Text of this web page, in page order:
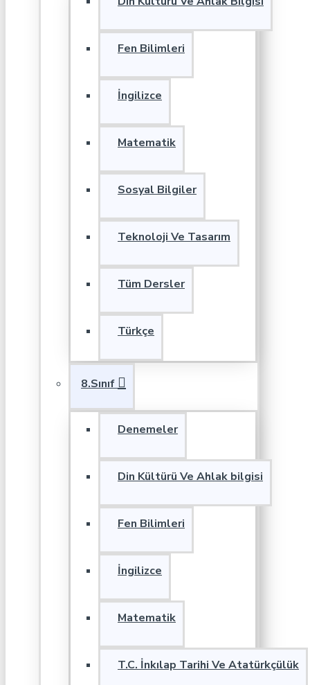
Fen Bilimleri
İngilizce
Matematik
Sosyal Bilgiler
Teknoloji Ve Tasarım
Tüm Dersler
Türkçe
8.Sınıf
Denemeler
Din Kültürü Ve Ahlak bilgisi
Fen Bilimleri
İngilizce
Matematik
T.C. İnkılap Tarihi Ve Atatürkçülük